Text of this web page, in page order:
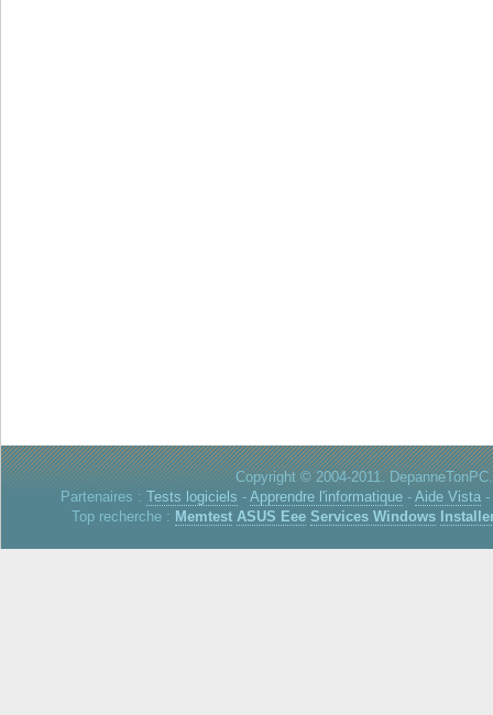
Copyright © 2004-2011.
Partenaires : Tests logiciels - Apprendre l'informatique- Aide Vista-
Top recherche : Memtest ASUS Eee Services Windows